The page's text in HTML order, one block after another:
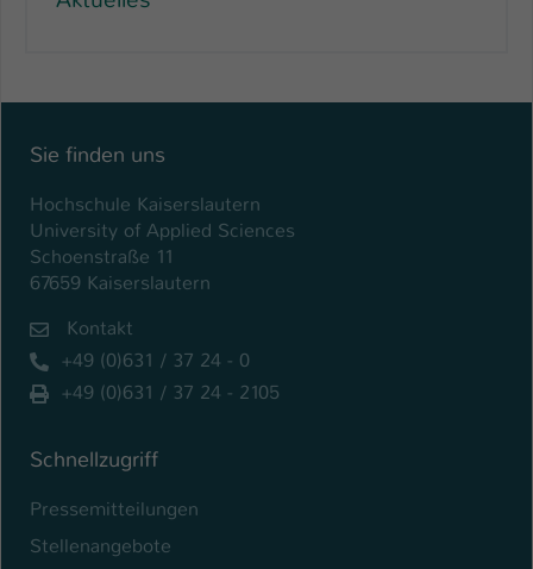
Sie finden uns
Hochschule Kaiserslautern
University of Applied Sciences
Schoenstraße 11
67659 Kaiserslautern
Kontakt
+49 (0)631 / 37 24 - 0
+49 (0)631 / 37 24 - 2105
Schnellzugriff
Pressemitteilungen
Stellenangebote